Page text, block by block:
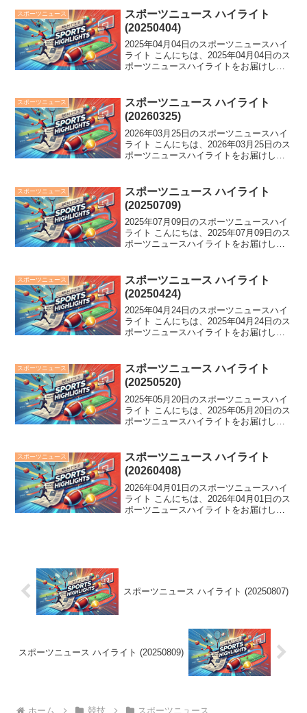
スポーツニュース
スポーツニュース ハイライト
(20250404)
2025年04月04日のスポーツニュースハイ
ライト こんにちは、2025年04月04日のス
ポーツニュースハイライトをお届けしま
に勝利し、「最高のチーム」と喜びを
語...
スポーツニュース
スポーツニュース ハイライト
(20260325)
2026年03月25日のスポーツニュースハイ
ライト こんにちは、2026年03月25日のス
ポーツニュースハイライトをお届けしま
予想は阪神一色。菰田の欠場決定、朗希
の苦...
スポーツニュース
スポーツニュース ハイライト
(20250709)
2025年07月09日のスポーツニュースハイ
ライト こんにちは、2025年07月09日のス
ポーツニュースハイライトをお届けしま
ドミントンペア解消のニュースも
続々。...
スポーツニュース
スポーツニュース ハイライト
(20250424)
2025年04月24日のスポーツニュースハイ
ライト こんにちは、2025年04月24日のス
ポーツニュースハイライトをお届けしま
気込みが話題となっています。一方、ス
ピ...
スポーツニュース
スポーツニュース ハイライト
(20250520)
2025年05月20日のスポーツニュースハイ
ライト こんにちは、2025年05月20日のス
ポーツニュースハイライトをお届けしま
ポーツ界は波乱の一日。東京六大学では
ノ...
スポーツニュース
スポーツニュース ハイライト
(20260408)
2026年04月01日のスポーツニュースハイ
ライト こんにちは、2026年04月01日のス
ポーツニュースハイライトをお届けしま
スポーツニュース ハイライト (20250807)
スポーツニュース ハイライト (20250809)
ホーム 競技 スポーツニュース